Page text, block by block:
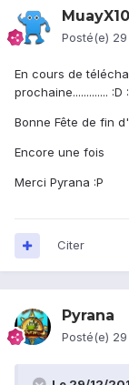
MuayX10
Posté(e)
En cours de
prochaine............. :D
Bonne Fête de fin
Encore une fois
Merci Pyrana :P
Citer
Pyrana
Posté(e)